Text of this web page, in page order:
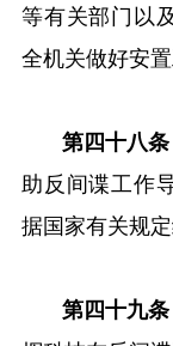
等有关部门以
全机关做好安置
第四十八条
助反间谍工作
据国家有关规
第四十九条